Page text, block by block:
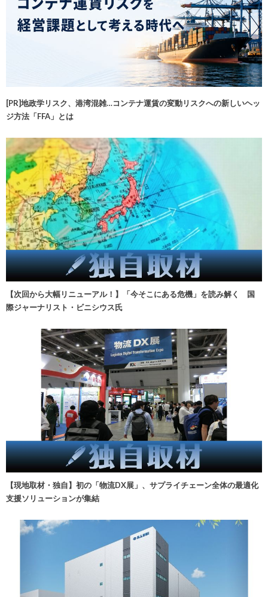
[PR]地政学リスク、港湾混雑…コンテナ運賃の変動リスクへの新しいヘッ
ジ方法「FFA」とは
【次回から大幅リニューアル！】「今そこにある危機」を読み解く 国
際ジャーナリスト・ビニシウス氏
【現地取材・独自】初の「物流DX展」、サプライチェーン全体の最適化
支援ソリューションが集結